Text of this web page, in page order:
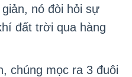
nó đòi hỏi sự
đất trời qua hàng
chúng mọc ra 3 đuôi